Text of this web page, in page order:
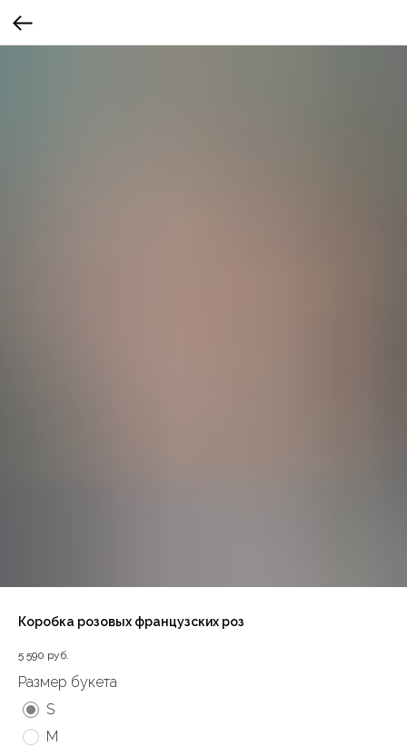
Коробка розовых французских роз
5 590 руб.
Размер букета
S
M